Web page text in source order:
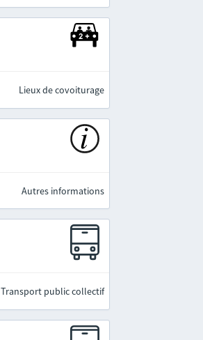
Lieux de covoiturage
Autres informations
Transport public collectif